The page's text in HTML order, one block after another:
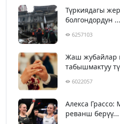
Түркиядагы
болгондордун ...
6257103
Жаш жубайлар
табышмактуу
6022057
Алекса
реванш берүү...